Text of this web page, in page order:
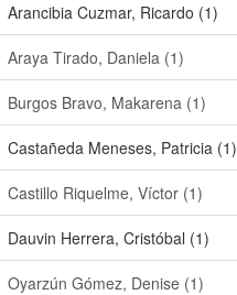
Arancibia Cuzmar, Ricardo (1)
Araya Tirado, Daniela (1)
Burgos Bravo, Makarena (1)
Castañeda Meneses, Patricia (1)
Castillo Riquelme, Víctor (1)
Dauvin Herrera, Cristóbal (1)
Oyarzún Gómez, Denise (1)